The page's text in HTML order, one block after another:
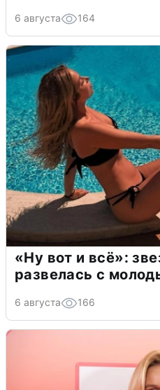
6 августа 164
«Ну вот и всё»:
развелась с
6 августа 166